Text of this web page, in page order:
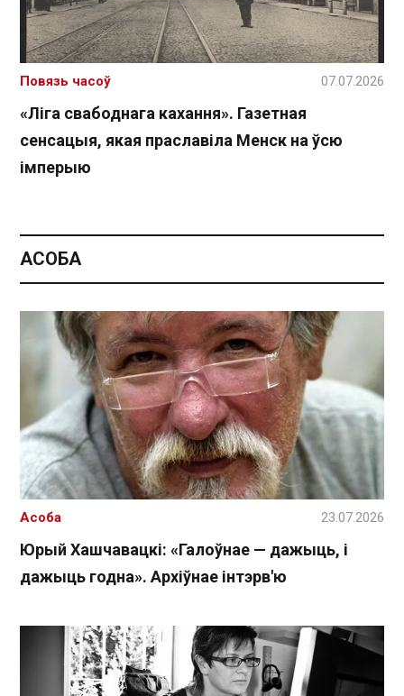
«Ліга свабоднага кахання». Газетная
сенсацыя, якая праславіла Менск на ўсю
імперыю
Повязь часоў 07.07.2026
АСОБА
Юрый Хашчавацкі: «Галоўнае — дажыць, і
дажыць годна». Архіўнае інтэрв'ю
Асоба 23.07.2026